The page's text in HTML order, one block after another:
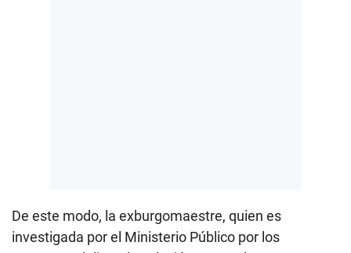
De este modo, la exburgomaestre, quien es
investigada por el Ministerio Público por los